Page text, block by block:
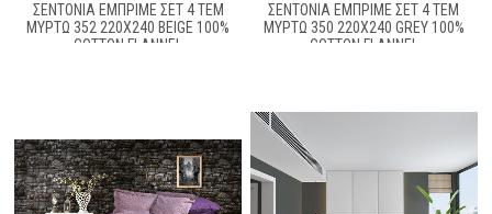
ΣΕΝΤΌΝΙΑ ΕΜΠΡΙΜΈ ΣΕΤ 4 ΤΕΜ
ΜΥΡΤΏ 352 220X240 BEIGE 100%
COTTON FLANNEL
ΣΕΝΤΌΝΙΑ ΕΜΠΡΙΜΈ ΣΕΤ 4 ΤΕΜ
ΜΥΡΤΏ 350 220X240 GREY 100%
COTTON FLANNEL